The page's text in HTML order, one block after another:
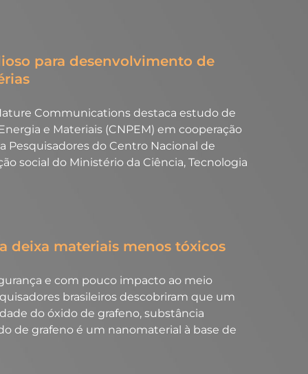
para desenvolvimento de
Communications destaca estudo de
e Materiais (CNPEM) em cooperação
Pesquisadores do Centro Nacional de
social do Ministério da Ciência, Tecnologia
deixa materiais menos tóxicos
e com pouco impacto ao meio
brasileiros descobriram que um
do óxido de grafeno, substância
de grafeno é um nanomaterial à base de